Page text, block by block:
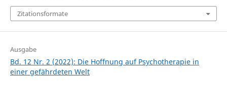
Zitationsformate
Ausgabe
Bd. 12 Nr. 2 (2022): Die Hoffnung auf Psychotherapie in
einer gefährdeten Welt